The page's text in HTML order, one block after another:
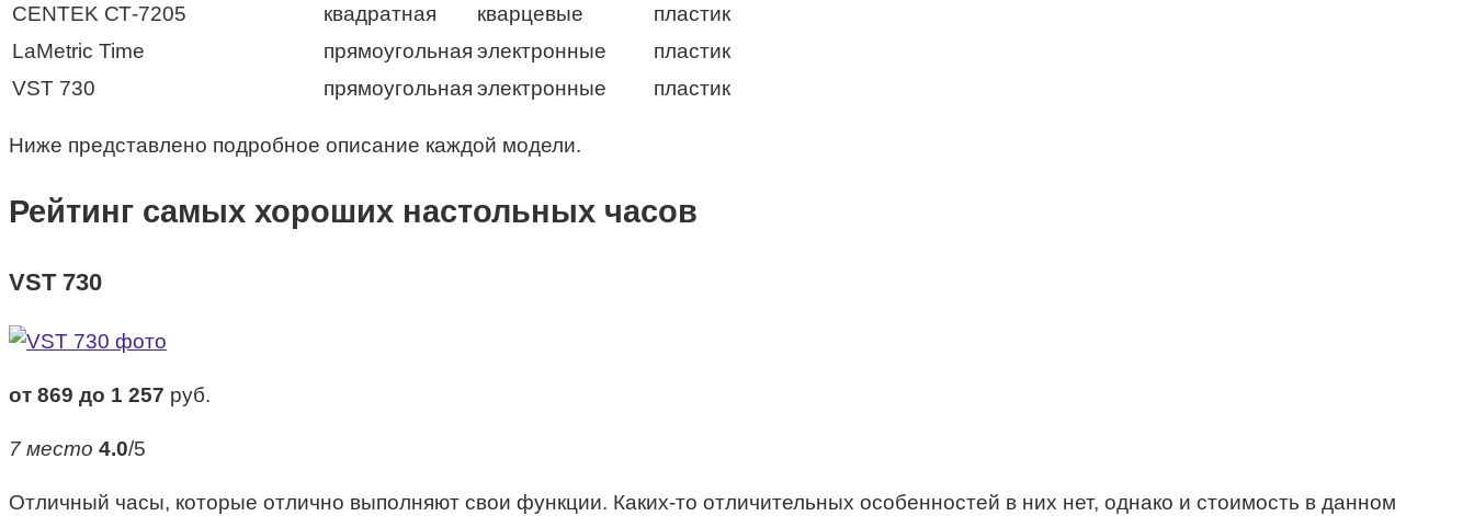
CENTEK СТ-7205
квадратная кварцевые
пластик
LaMetric Time
прямоугольная электронные
пластик
VST 730
прямоугольная электронные пластик
Ниже представлено подробное описание каждой модели.
Рейтинг самых хороших настольных часов
VST 730
от 869 до 1 257 руб.
7 место 4.0/5
Отличный часы, которые отлично выполняют свои функции. Каких-то отличительных особенностей в них нет, однако и стоимость в данном